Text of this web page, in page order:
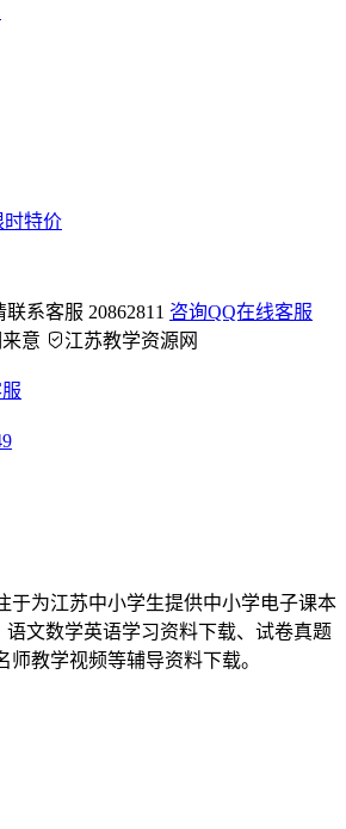
时特价
系客服 20862811 咨询QQ在线客服
意
江苏教学资源网
于为江苏中小学生提供中小学电子课本
语文数学英语学习资料下载、试卷真题
教学视频等辅导资料下载。